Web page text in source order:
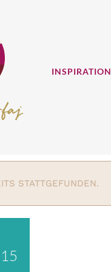
INSPIRATION
STATTGEFUNDEN.